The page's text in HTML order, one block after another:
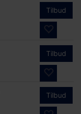
Tilbud
Tilbud
Tilbud